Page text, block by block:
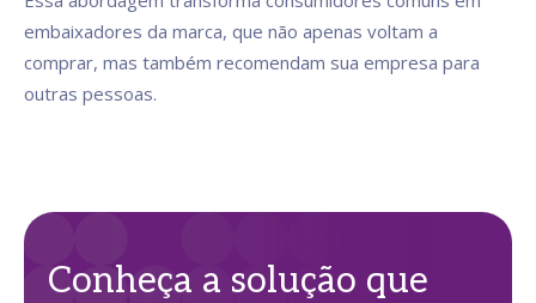
embaixadores da marca, que não apenas voltam a
comprar, mas também recomendam sua empresa para
outras pessoas.
Conheça a solução que